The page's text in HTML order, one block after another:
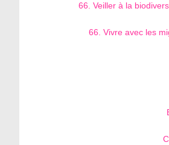
66. Veiller à la
66. Vivre avec les